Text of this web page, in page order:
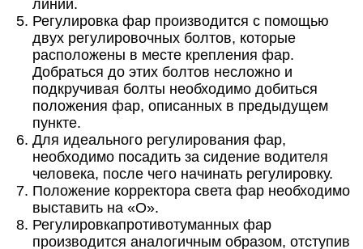
линии.
Регулировка фар производится с помощью
двух регулировочных болтов, которые
расположены в месте крепления фар.
Добраться до этих болтов несложно и
подкручивая болты необходимо добиться
положения фар, описанных в предыдущем
пункте.
Для идеального регулирования фар,
необходимо посадить за сидение водителя
человека, после чего начинать регулировку.
Положение корректора света фар необходимо
выставить на «О».
Регулировкапротивотуманных фар
производится аналогичным образом, отступив